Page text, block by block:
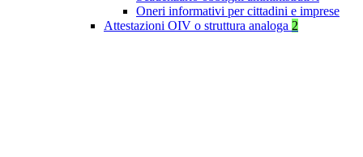
Oneri informativi per cittadini e imprese
Attestazioni OIV o struttura analoga 2